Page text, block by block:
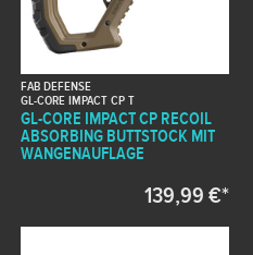
FAB DEFENSE
GL-CORE IMPACT CP T
GL-CORE IMPACT CP RECOIL
ABSORBING BUTTSTOCK MIT
WANGENAUFLAGE
139,99 €*